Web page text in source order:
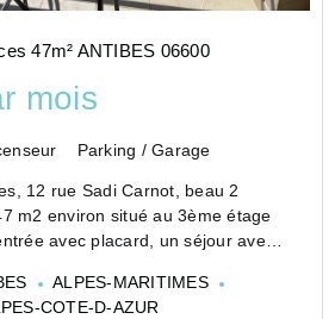
47m² ANTIBES 06600
mois
Parking / Garage
rue Sadi Carnot, beau 2
m2 environ situé au 3ème étage
avec placard, un séjour avec
chambre avec placard ...
ALPES-MARITIMES
COTE-D-AZUR